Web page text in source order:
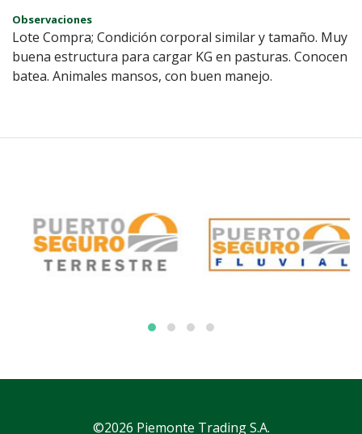
Observaciones
Lote Compra; Condición corporal similar y tamaño. Muy
buena estructura para cargar KG en pasturas. Conocen
batea. Animales mansos, con buen manejo.
©2026 Piemonte Trading S.A.